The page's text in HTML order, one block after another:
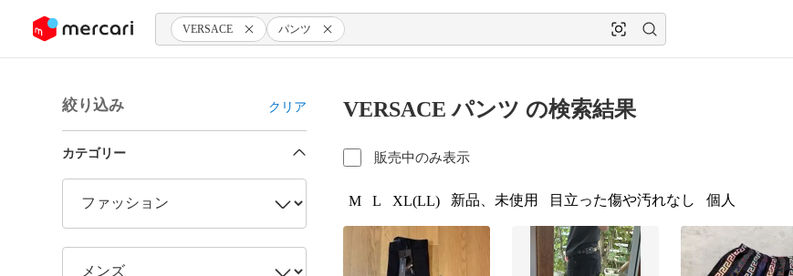
ツにスキップ VERSACE パンツ
絞り込み クリア
カテゴリー
VERSACE パンツ の検索結果
販売中のみ表示
M L XL(LL) 新品、未使用 目立った傷や汚れなし 個人